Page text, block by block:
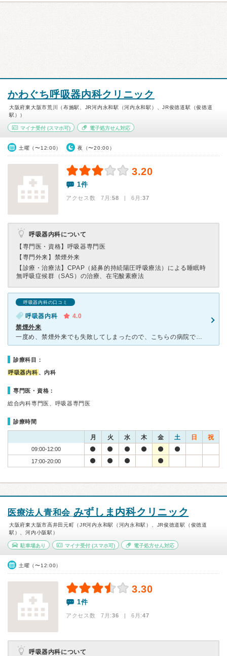
かわぐち呼吸器内科クリニック
大阪府東大阪市荒川（布施駅、JR河内永和駅（河内永和駅）、JR俊徳道駅（俊徳道
駅））
マイナ受付 (スマホ可) 電子処方せん対応
土曜（〜12:00） 夜（〜20:00）
3.20
1件
アクセス数 7月:58 | 6月:37
呼吸器内科について
【専門医・資格】 呼吸器専門医
【専門外来】 禁煙外来
【診療・治療法】 CPAP（経鼻的持続陽圧呼吸療法）による睡眠時
無呼吸症候群（SAS）の治療、在宅酸素療法
呼吸器内科の口コミ
呼吸器内科
4.0
禁煙外来
一度め、禁煙外来でも失敗してしまったので、こちらの病院で二度めのチャレンジをさせていただきました。待合室は広くて 地元のかたがたくさんこられていました。禁煙外来では、チャンピックスを処方していただき
診療科目：
呼吸器内科 、内科
専門医・資格：
総合内科専門医、呼吸器専門医
診療時間
月 火 水 木 金 土 日 祝
09:00-12:00
17:00-20:00
医療法人青和会 みずしま内科クリニック
大阪府東大阪市高井田元町（JR河内永和駅（河内永和駅）、JR俊徳道駅（俊徳道
駅）、河内小阪駅）
駐車場あり マイナ受付(スマホ可) 電子処方せん対応
土曜（〜12:00）
3.30
1件
アクセス数 7月:36 | 6月:47
呼吸器内科について